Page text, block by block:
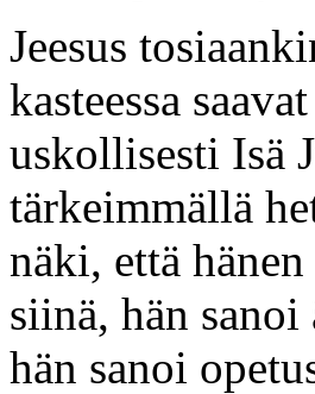
Jeesus
kasteessa
uskollisesti Isä
tärkeimmällä
näki, että
siinä, hän
hän sanoi